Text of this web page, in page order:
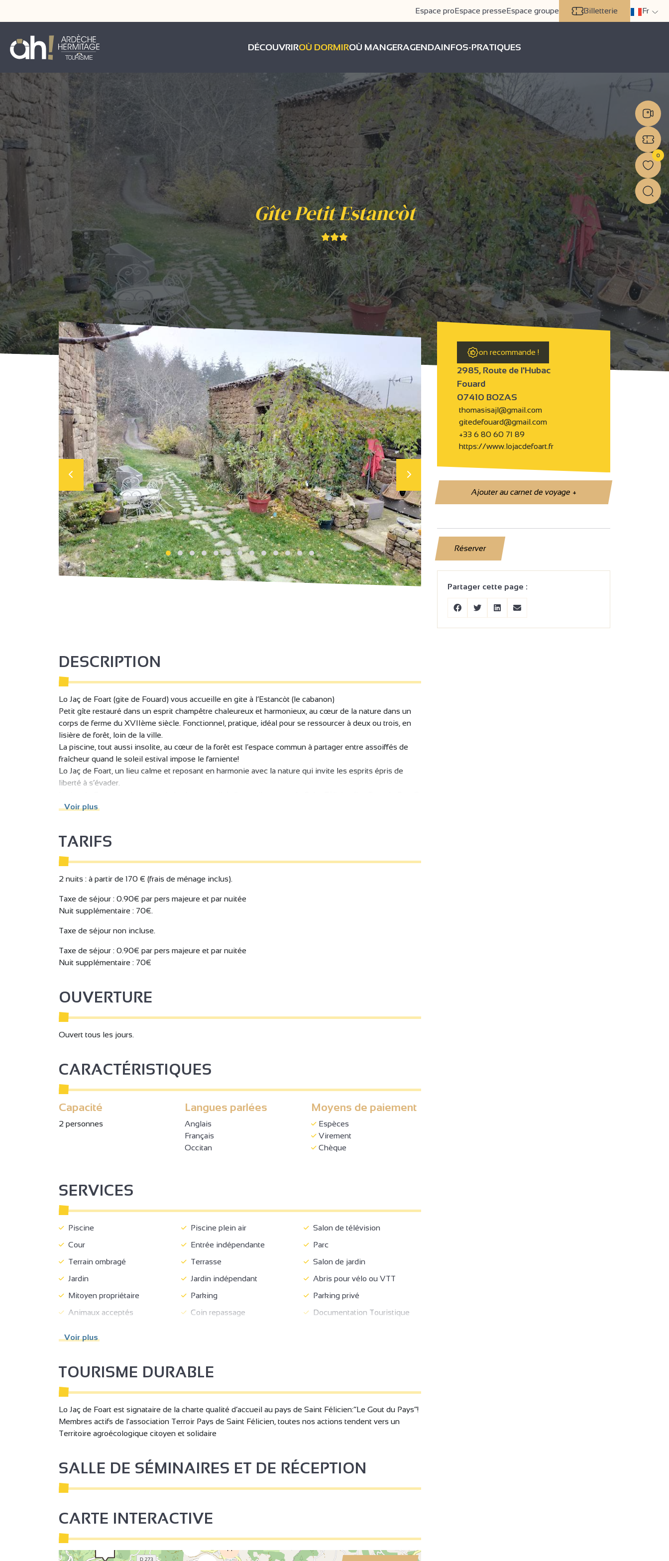
Espace proEspace presseEspace groupe Billetterie Fr
DÉCOUVRIROÙ DORMIROÙ MANGERAGENDAINFOS-PRATIQUES
Gîte Petit Estancòt
Accueil Où Dormir Locations Gîte Petit Estancòt
on recommande !
2985, Route de l'Hubac
Fouard
07410 BOZAS
thomasisajl@gmail.com
gitedefouard@gmail.com
+33 6 80 60 71 89
https://www.lojacdefoart.fr
Ajouter au carnet de voyage+
Réserver
Partager cette page :
DESCRIPTION
Lo Jaç de Foart (gite de Fouard) vous accueille en gite à l’Estancòt (le cabanon)
Petit gîte restauré dans un esprit champêtre chaleureux et harmonieux, au cœur de la nature dans un
corps de ferme du XVIIème siècle. Fonctionnel, pratique, idéal pour se ressourcer à deux ou trois, en
lisière de forêt, loin de la ville.
La piscine, tout aussi insolite, au cœur de la forêt est l’espace commun à partager entre assoiffés de
fraîcheur quand le soleil estival impose le farniente!
Lo Jaç de Foart, un lieu calme et reposant en harmonie avec la nature qui invite les esprits épris de
liberté à s’évader.
Label Occitan niveau 1
Voir plus
TARIFS
2 nuits : à partir de 170 € (frais de ménage inclus).
Taxe de séjour : 0.90€ par pers majeure et par nuitée
Nuit supplémentaire : 70€.
Taxe de séjour non incluse.
Taxe de séjour : 0.90€ par pers majeure et par nuitée
Nuit supplémentaire : 70€
OUVERTURE
Ouvert tous les jours.
CARACTÉRISTIQUES
Capacité
2 personnes
Langues parlées
Anglais
Français
Occitan
Moyens de paiement
Espèces
Virement
Chèque
SERVICES
Piscine Piscine plein air
Salon de télévision
Cour
Entrée indépendante
Parc
Terrain ombragé
Terrasse
Salon de jardin
Jardin
Jardin indépendant
Abris pour vélo ou VTT
Mitoyen propriétaire
Parking
Parking privé
Animaux acceptés
Coin repassage
Documentation Touristique
Chaise bébé
Aspirateur
Four
Micro-ondes
Réfrigérateur
Sèche cheveux
Cheminée / Poêle
Double vitrage
Non accessible en fauteuil
Voir plus
TOURISME DURABLE
Lo Jaç de Foart est signataire de la charte qualité d’accueil au pays de Saint Félicien:”Le Gout du Pays”!
Membres actifs de l'association Terroir Pays de Saint Félicien, toutes nos actions tendent vers un
Territoire agroécologique citoyen et solidaire
SALLE DE SÉMINAIRES ET DE RÉCEPTION
CARTE INTERACTIVE
3
14
0